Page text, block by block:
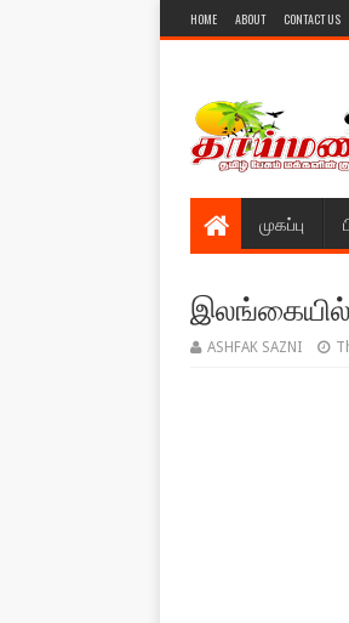
HOME ABOUT CONTACT US
முகப்பு
இலங்கையில்
ASHFAK SAZNI